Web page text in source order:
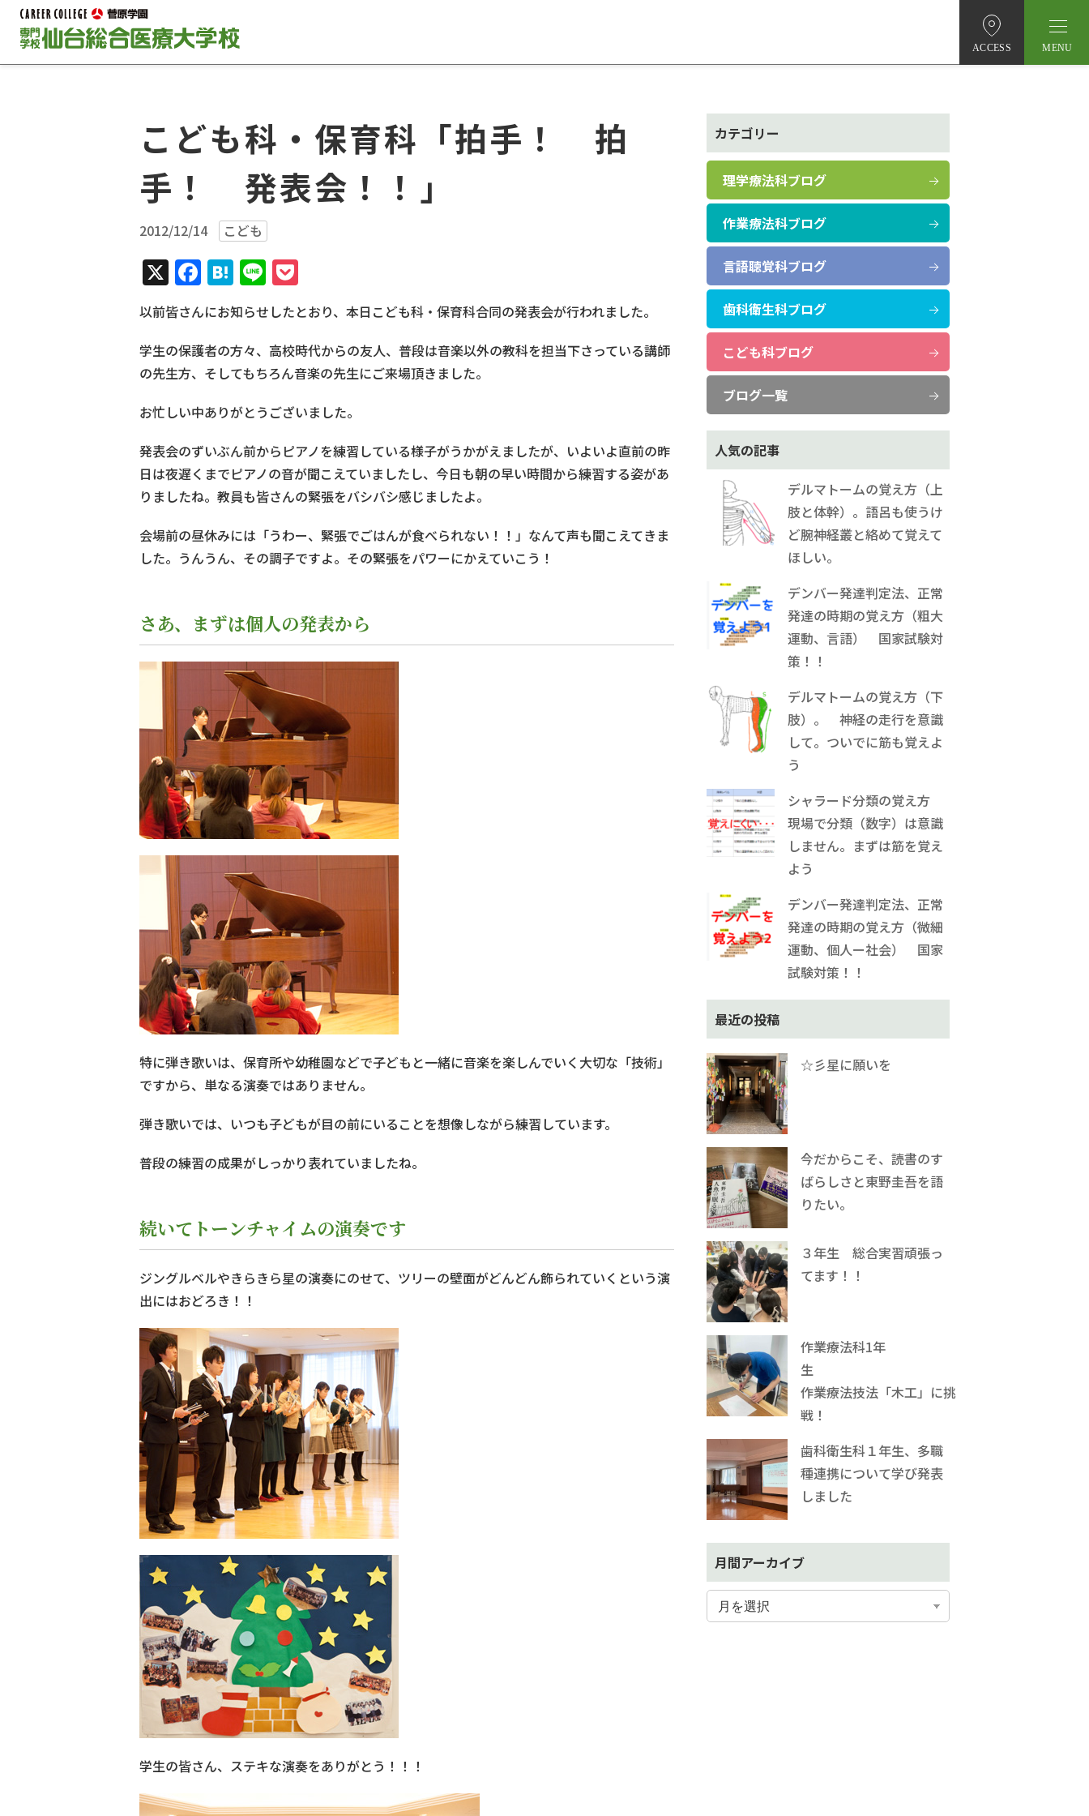
ACCESS
こども科・保育科「拍手！ 拍
手！ 発表会！！」
2012/12/14 こども
X Facebook
Hatena
Line
以前皆さんにお知らせしたとおり、本日こども科・保育科合同の発表会が行われました。
学生の保護者の方々、高校時代からの友人、普段は音楽以外の教科を担当下さっている講師
の先生方、そしてもちろん音楽の先生にご来場頂きました。
お忙しい中ありがとうございました。
発表会のずいぶん前からピアノを練習している様子がうかがえましたが、いよいよ直前の昨
日は夜遅くまでピアノの音が聞こえていましたし、今日も朝の早い時間から練習する姿があ
りましたね。教員も皆さんの緊張をバシバシ感じましたよ。
会場前の昼休みには「うわー、緊張でごはんが食べられない！！」なんて声も聞こえてきま
した。うんうん、その調子ですよ。その緊張をパワーにかえていこう！
さあ、まずは個人の発表から
特に弾き歌いは、保育所や幼稚園などで子どもと一緒に音楽を楽しんでいく大切な「技術」
ですから、単なる演奏ではありません。
弾き歌いでは、いつも子どもが目の前にいることを想像しながら練習しています。
普段の練習の成果がしっかり表れていましたね。
続いてトーンチャイムの演奏です
ジングルベルやきらきら星の演奏にのせて、ツリーの壁面がどんどん飾られていくという演
出にはおどろき！！
学生の皆さん、ステキな演奏をありがとう！！！
カテゴリー
理学療法科ブログ
作業療法科ブログ
言語聴覚科ブログ
歯科衛生科ブログ
こども科ブログ
ブログ一覧
人気の記事
デルマトームの覚え方（上
肢と体幹）。語呂も使うけ
ど腕神経叢と絡めて覚えて
ほしい。
デンバー発達判定法、正常
発達の時期の覚え方（粗大
運動、言語） 国家試験対
策！！
デルマトームの覚え方（下
肢）。 神経の走行を意識
して。ついでに筋も覚えよ
う
シャラード分類の覚え方
現場で分類（数字）は意識
しません。まずは筋を覚え
よう
デンバー発達判定法、正常
発達の時期の覚え方（微細
運動、個人ー社会） 国家
試験対策！！
最近の投稿
☆彡星に願いを
今だからこそ、読書のす
ばらしさと東野圭吾を語
りたい。
３年生 総合実習頑張っ
てます！！
作業療法科1年
生
作業療法技法「木工」に挑
戦！
歯科衛生科１年生、多職
種連携について学び発表
しました
月間アーカイブ